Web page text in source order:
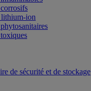
lithium-ion
de sécurité et de stockage